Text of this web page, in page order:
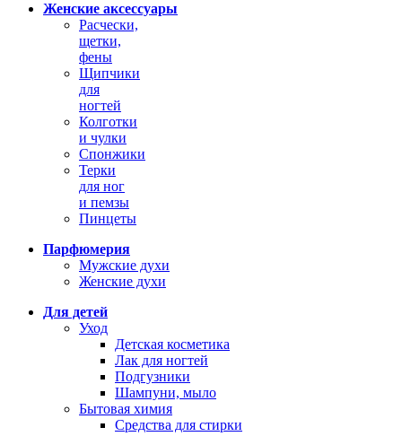
Женские аксессуары
Расчески,
щетки,
фены
Щипчики
для
ногтей
Колготки
и чулки
Спонжики
Терки
для ног
и пемзы
Пинцеты
Парфюмерия
Мужские духи
Женские духи
Для детей
Уход
Детская косметика
Лак для ногтей
Подгузники
Шампуни, мыло
Бытовая химия
Средства для стирки